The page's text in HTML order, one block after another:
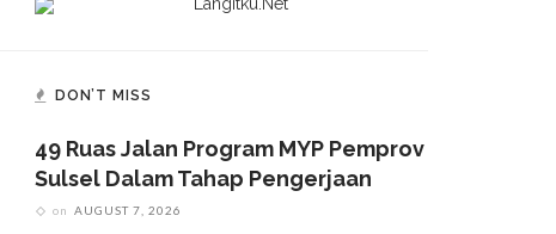
DON’T MISS
49 Ruas Jalan Program MYP Pemprov
Sulsel Dalam Tahap Pengerjaan
on AUGUST 7, 2026